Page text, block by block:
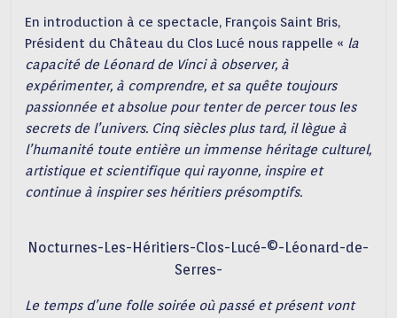
En introduction à ce spectacle, François Saint Bris,
Président du Château du Clos Lucé nous rappelle « la
capacité de Léonard de Vinci à observer, à
expérimenter, à comprendre, et sa quête toujours
passionnée et absolue pour tenter de percer tous les
secrets de l’univers. Cinq siècles plus tard, il lègue à
l’humanité toute entière un immense héritage culturel,
artistique et scientifique qui rayonne, inspire et
continue à inspirer ses héritiers présomptifs.
Nocturnes-Les-Héritiers-Clos-Lucé-©-Léonard-de-
Serres-
Le temps d’une folle soirée où passé et présent vont